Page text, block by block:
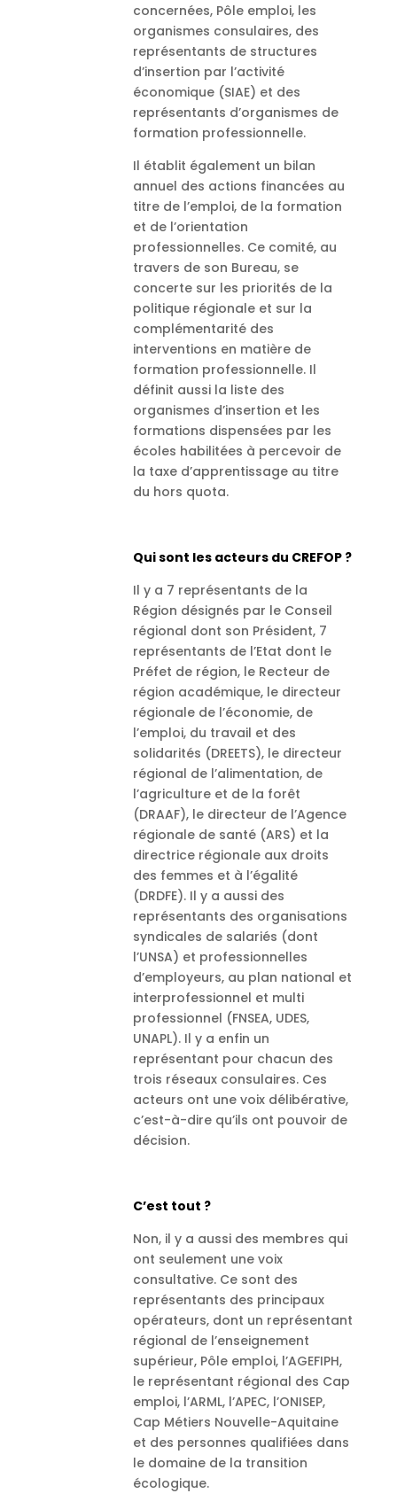
concernées, Pôle emploi, les
organismes consulaires, des
représentants de structures
d’insertion par l’activité
économique (SIAE) et des
représentants d’organismes de
formation professionnelle.
Il établit également un bilan
annuel des actions financées au
titre de l’emploi, de la formation
et de l’orientation
professionnelles. Ce comité, au
travers de son Bureau, se
concerte sur les priorités de la
politique régionale et sur la
complémentarité des
interventions en matière de
formation professionnelle. Il
définit aussi la liste des
organismes d’insertion et les
formations dispensées par les
écoles habilitées à percevoir de
la taxe d’apprentissage au titre
du hors quota.
Qui sont les acteurs du CREFOP ?
Il y a 7 représentants de la
Région désignés par le Conseil
régional dont son Président, 7
représentants de l’Etat dont le
Préfet de région, le Recteur de
région académique, le directeur
régionale de l’économie, de
l’emploi, du travail et des
solidarités (DREETS), le directeur
régional de l’alimentation, de
l’agriculture et de la forêt
(DRAAF), le directeur de l’Agence
régionale de santé (ARS) et la
directrice régionale aux droits
des femmes et à l’égalité
(DRDFE). Il y a aussi des
représentants des organisations
syndicales de salariés (dont
l’UNSA) et professionnelles
d’employeurs, au plan national et
interprofessionnel et multi
professionnel (FNSEA, UDES,
UNAPL). Il y a enfin un
représentant pour chacun des
trois réseaux consulaires. Ces
acteurs ont une voix délibérative,
c’est-à-dire qu’ils ont pouvoir de
décision.
C’est tout ?
Non, il y a aussi des membres qui
ont seulement une voix
consultative. Ce sont des
représentants des principaux
opérateurs, dont un représentant
régional de l’enseignement
supérieur, Pôle emploi, l’AGEFIPH,
le représentant régional des Cap
emploi, l’ARML, l’APEC, l’ONISEP,
Cap Métiers Nouvelle-Aquitaine
et des personnes qualifiées dans
le domaine de la transition
écologique.